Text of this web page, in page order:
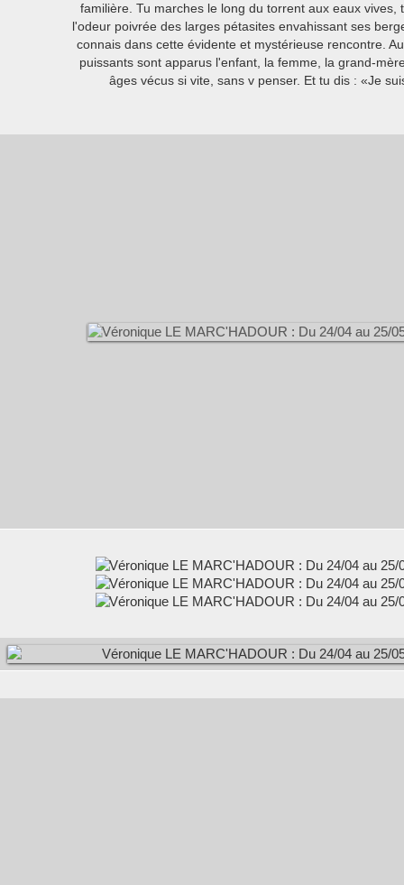
familière. Tu marches le long du torrent aux eaux vives,
l'odeur poivrée des larges pétasites envahissant ses
connais dans cette évidente et mystérieuse rencontre.
puissants sont apparus l'enfant, la femme, la grand-
âges vécus si vite, sans v penser. Et tu dis : «Je